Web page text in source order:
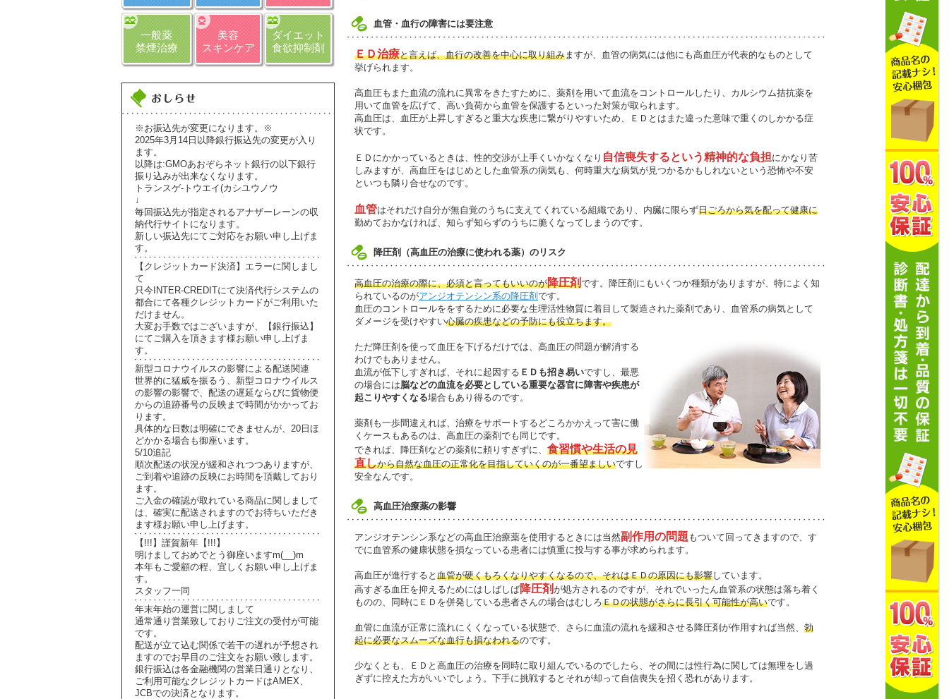
血管・血行の障害には要注意
ＥＤ治療と言えば、血行の改善を中心に取り組みますが、血管の病気には他にも高血圧が代表的なものとして
挙げられます。
高血圧もまた血流の流れに異常をきたすために、薬剤を用いて血流をコントロールしたり、カルシウム拮抗薬を
用いて血管を広げて、高い負荷から血管を保護するといった対策が取られます。
高血圧は、血圧が上昇しすぎると重大な疾患に繋がりやすいため、ＥＤとはまた違った意味で重くのしかかる症
状です。
ＥＤにかかっているときは、性的交渉が上手くいかなくなり 自信喪失するという精神的な負担にかなり苦
しみますが、高血圧をはじめとした血管系の病気も、何時重大な病気が見つかるかもしれないという恐怖や不安
といつも隣り合せなのです。
血管はそれだけ自分が無自覚のうちに支えてくれている組織であり、内臓に限らず日ごろから気を配って健康に
勤めておかなければ、知らず知らずのうちに脆くなってしまうのです。
降圧剤（高血圧の治療に使われる薬）のリスク
高血圧の治療の際に、必須と言ってもいいのが降圧剤です。降圧剤にもいくつか種類がありますが、特によく知
られているのがアンジオテンシン系の降圧剤 です。
血圧のコントロールををするために必要な生理活性物質に着目して製造された薬剤であり、血管系の病気として
ダメージを受けやすい心臓の疾患などの予防にも役立ちます。
ただ降圧剤を使って血圧を下げるだけでは、高血圧の問題が解消する
わけでもありません。
血流が低下しすぎれば、それに起因する ＥＤも招き易いですし、最悪
の場合には脳などの血流を必要としている重要な器官に障害や疾患が
起こりやすくなる場合もあり得るのです。
薬剤も一歩間違えれば、治療をサポートするどころかかえって害に働
くケースもあるのは、高血圧の薬剤でも同じです。
できれば、降圧剤などの薬剤に頼りすぎずに、 食習慣や生活の見
直しから自然な血圧の正常化を目指していくのが一番望ましいですし
安全なんです。
高血圧治療薬の影響
アンジオテンシン系などの高血圧治療薬を使用するときには当然副作用の問題 もついて回ってきますので、す
でに血管系の健康状態を損なっている患者には慎重に投与する事が求められます。
高血圧が進行すると 血管が硬くもろくなりやすくなるので、それはＥＤの原因にも影響しています。
高すぎる血圧を抑えるためにはしばしば降圧剤 が処方されるのですが、それでいったん血管系の状態は落ち着く
ものの、同時にＥＤを併発している患者さんの場合はむしろＥＤの状態がさらに長引く可能性が高いです。
血管に血流が正常に流れにくくなっている状態で、さらに血流の流れを緩和させる降圧剤が作用すれば当然、 勃
起に必要なスムーズな血行も損なわれるのです。
少なくとも、ＥＤと高血圧の治療を同時に取り組んでいるのでしたら、その間には性行為に関しては無理をし過
ぎずに控えた方がいいでしょう。下手に挑戦するとそれが却って自信喪失を招く恐れがあります。
一般薬
禁煙治療
美容
スキンケア
ダイエット
食欲抑制剤
※お振込先が変更になります。※
2025年3月14日以降銀行振込先の変更が入り
ます。
以降は:GMOあおぞらネット銀行の以下銀行
振り込みが出来なくなります。
トランスゲ-トウエイ(カシユウノウ
↓
毎回振込先が指定されるアナザーレーンの収
納代行サイトになります。
新しい振込先にてご対応をお願い申し上げま
す。
【クレジットカード決済】エラーに関しまし
て
只今INTER-CREDITにて決済代行システムの
都合にて各種クレジットカードがご利用いた
だけません。
大変お手数ではございますが、【銀行振込】
にてご購入を頂きます様お願い申し上げま
す。
新型コロナウイルスの影響による配送関連
世界的に猛威を振るう、新型コロナウイルス
の影響の影響で、配送の遅延ならびに貨物便
からの追跡番号の反映まで時間がかかってお
ります。
具体的な日数は明確にできませんが、20日ほ
どかかる場合も御座います。
5/10追記
順次配送の状況が緩和されつつありますが、
ご到着や追跡の反映にお時間を頂戴しており
ます。
ご入金の確認が取れている商品に関しまして
は、確実に配送されますのでお待ちいただき
ます様お願い申し上げます。
【!!!】謹賀新年【!!!】
明けましておめでとう御座いますm(__)m
本年もご愛顧の程、宜しくお願い申し上げま
す。
スタッフ一同
年末年始の運営に関しまして
通常通り営業致しておりご注文の受付が可能
です。
配送が立て込む関係で若干の遅れが予想され
ますのでお早目のご注文をお願い致します。
銀行振込は各金融機関の営業日通りとなり、
ご利用可能なクレジットカードはAMEX、
JCBでの決済となります。